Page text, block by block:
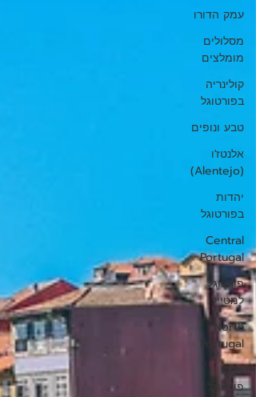
עמק הדורו
מסלולים
מומלצים
קולינריה
בפורטוגל
טבע ונופים
אלנטז'ו
(Alentejo)
יהדות
בפורטוגל
Central
Portugal
פורטוגל
למטייל
North
Portugal
מרכז
פורטוגל